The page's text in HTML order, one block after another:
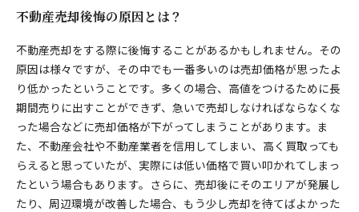
不動産売却後悔の原因とは？
不動産売却をする際に後悔することがあるかもしれません。その
原因は様々ですが、その中でも一番多いのは売却価格が思ったよ
り低かったということです。多くの場合、高値をつけるために長
期間売りに出すことができず、急いで売却しなければならなくな
った場合などに売却価格が下がってしまうことがあります。ま
た、不動産会社や不動産業者を信用してしまい、高く買取っても
らえると思っていたが、実際には低い価格で買い叩かれてしまっ
たという場合もあります。さらに、売却後にそのエリアが発展し
たり、周辺環境が改善した場合、もう少し売却を待てばよかった